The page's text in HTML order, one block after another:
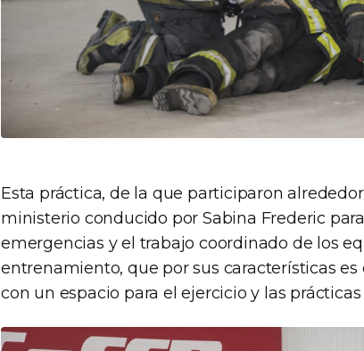
Esta práctica, de la que participaron
ministerio conducido por Sabina Frederic
emergencias y el trabajo coordinado de los
entrenamiento, que por sus características
con un espacio para el ejercicio y las